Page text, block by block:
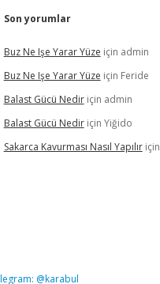
Son yorumlar
Buz Ne Işe Yarar Yüze için admin
Buz Ne Işe Yarar Yüze için Feride
Balast Gücü Nediriçin admin
Balast Gücü Nediriçin Yiğido
Sakarca Kavurması Nasıl Yapılıriçin
@karabul